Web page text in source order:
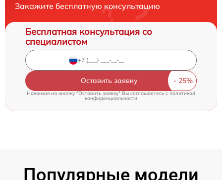
Закажите бесплатную консультацию
Бесплатная консультация со
специалистом
Оставить заявку
Нажимая на кнопку "Оставить заявку" Вы соглашаетесь cполитикой
конфиденциальности
Популярные модели